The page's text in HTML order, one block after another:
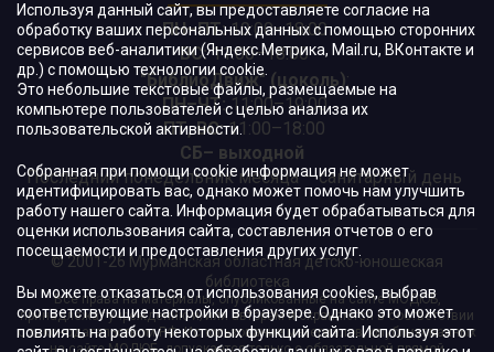
ПН–ПТ:10:00–18:00
ВС:11:00–18:00
"БиблиоДвиж" (цоколь):
ПН–ЧТ:11:00–19:00
ПТ, ВС:11:00–18:00
СБ– выходной
Последний понедельник месяца – санитарный день
© 2001-26 Мурманская областная детско-юношеская
библиотека
Все права на материалы, опубликованные на сайте МОДЮБ,
принадлежат учреждению и/или авторам и охраняются в соответствии
с законодательством РФ. Использование материалов, опубликованных
Используя данный сайт, вы предоставляете согласие на
обработку ваших персональных данных с помощью сторонних
сервисов веб-аналитики (Яндекс.Метрика, Mail.ru, ВКонтакте и
др.) с помощью технологии cookie.
Это небольшие текстовые файлы, размещаемые на
компьютере пользователей с целью анализа их
пользовательской активности.
Собранная при помощи cookie информация не может
идентифицировать вас, однако может помочь нам улучшить
работу нашего сайта. Информация будет обрабатываться для
оценки использования сайта, составления отчетов о его
посещаемости и предоставления других услуг.
Вы можете отказаться от использования cookies, выбрав
соответствующие настройки в браузере. Однако это может
повлиять на работу некоторых функций сайта. Используя этот